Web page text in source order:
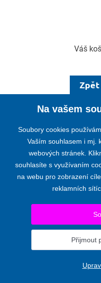
Váš
Zpět
KOMORA
Opletalova
Telefon:+420 224
E-mail:
© 2024 KOMORA
Pro
Na vašem
Soubory cookies
Vaším souhlasem i mj.
webových stránek.
souhlasíte s využívaním
na webu pro zobrazení
reklamních
Přijmout